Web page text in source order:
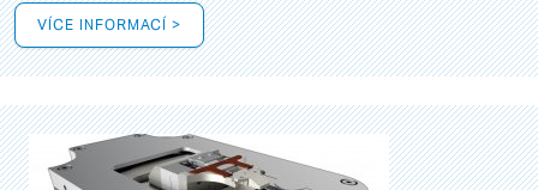
VÍCE INFORMACÍ >